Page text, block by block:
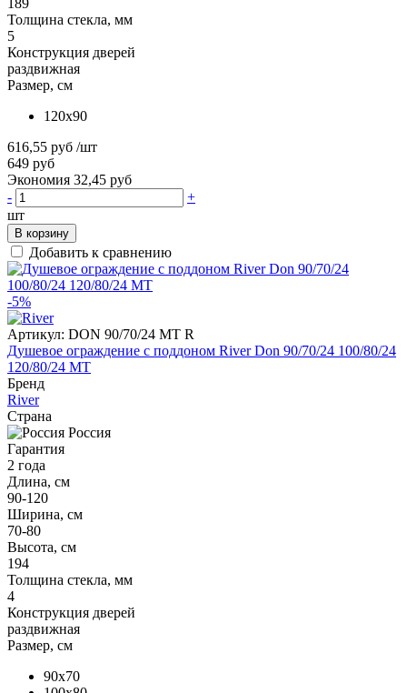
Толщина стекла, мм
5
Конструкция дверей
раздвижная
Размер, см
120x90
616,55 руб /шт
649 руб
Экономия 32,45 руб
-
+
шт
В корзину
Добавить к сравнению
-5%
Артикул: DON 90/70/24 MT R
Душевое ограждение с поддоном River Don 90/70/24 100/80/24
120/80/24 MT
Бренд
River
Страна
Россия
Гарантия
2 года
Длина, см
90-120
Ширина, см
70-80
Высота, см
194
Толщина стекла, мм
4
Конструкция дверей
раздвижная
Размер, см
90x70